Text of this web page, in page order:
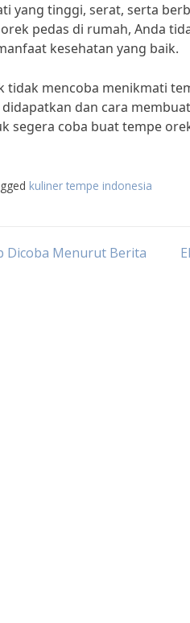
yang tinggi, serat, serta
pedas di rumah, Anda
kesehatan yang baik.
tidak mencoba menikmati
dan cara
segera coba buat tempe
kuliner tempe indonesia
Dicoba Menurut Berita